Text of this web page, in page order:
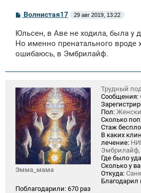
С
о
б
щ
н
е
Волнистая17 29 авг 2019, 13:22
Юльсен, в Аве не ходила, была у
Но именно пренатального вроде
ошибаюсь, в Эмбрилайф.
Эмма_мама
Трудный
Сообщения:
Пол:
Сколько
Стаж
В каких
лечение:
Эмбрилайф,
Где было
Сколько у
Откуда:
Благодарил
Поблагодарили: 670 раз